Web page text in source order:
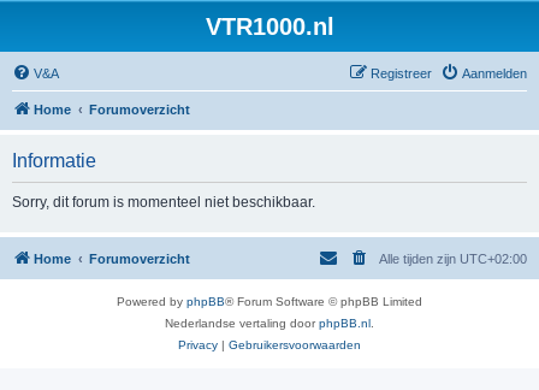
VTR1000.nl
V&A Aanmelden
Registreer
Home Forumoverzicht
Informatie
Sorry, dit forum is momenteel niet beschikbaar.
Home Forumoverzicht Alle tijden zijn UTC+02:00
Powered by phpBB® Forum Software © phpBB Limited
Nederlandse vertaling doorphpBB.nl
Privacy | Gebruikersvoorwaarden